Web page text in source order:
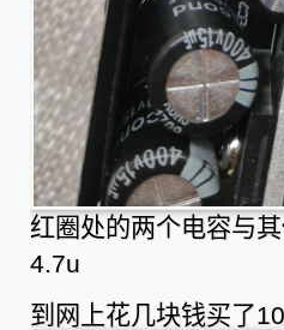
红圈处的两个电容与
4.7u
到网上花几块钱买了